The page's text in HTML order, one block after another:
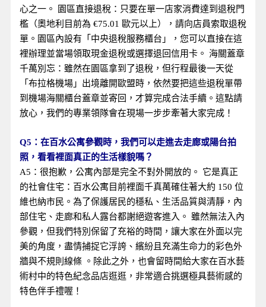
心之一。 園區直接退稅：只要在單一店家消費達到退稅門
檻（奧地利目前為 €75.01 歐元以上），請向店員索取退稅
單。園區內設有「中央退稅服務櫃台」，您可以直接在這
裡辦理並當場領取現金退稅或選擇退回信用卡。 海關蓋章
千萬別忘：雖然在園區拿到了退稅，但行程最後一天從
「布拉格機場」出境離開歐盟時，依然要把這些退稅單帶
到機場海關櫃台蓋章並寄回，才算完成合法手續。這點請
放心，我們的專業領隊會在現場一步步牽著大家完成！
Q5：在百水公寓參觀時，我們可以走進去走廊或陽台拍
照，看看裡面真正的生活樣貌嗎？
A5：很抱歉，公寓內部是完全不對外開放的。 它是真正
的社會住宅：百水公寓目前裡面千真萬確住著大約 150 位
維也納市民。為了保護居民的穩私、生活品質與清靜，內
部住宅、走廊和私人露台都謝絕遊客進入。 雖然無法入內
參觀，但我們特別保留了充裕的時間，讓大家在外面以完
美的角度，盡情捕捉它浮誇、繽紛且充滿生命力的彩色外
牆與不規則線條 。除此之外，也會留時間給大家在百水藝
術村中的特色紀念品店逛逛，非常適合挑選極具藝術感的
特色伴手禮喔！